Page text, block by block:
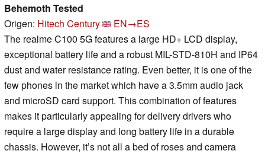
Behemoth Tested
Origen: Hitech Century
EN→ES
The realme C100 5G features a large HD+ LCD display,
exceptional battery life and a robust MIL-STD-810H and IP64
dust and water resistance rating. Even better, it is one of the
few phones in the market which have a 3.5mm audio jack
and microSD card support. This combination of features
makes it particularly appealing for delivery drivers who
require a large display and long battery life in a durable
chassis. However, it’s not all a bed of roses and camera